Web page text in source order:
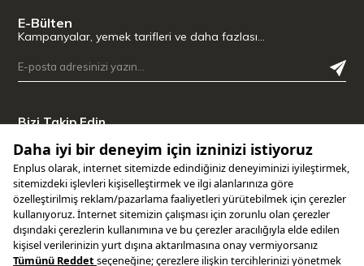
E-Bülten
Kampanyalar, yemek tarifleri ve daha fazlası…
Bizi Takip Edin
Uygulamamızı İndirin